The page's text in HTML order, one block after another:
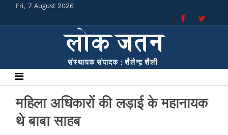
Fri, 7 August 2026
महिला अधिकारों की लड़ाई के महानायक
थे बाबा साहब